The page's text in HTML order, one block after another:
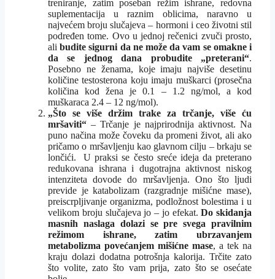
treniranje, zatim poseban režim ishrane, redovna
suplementacija u raznim oblicima, naravno u
najvećem broju slučajeva – hormoni i ceo životni stil
podređen tome. Ovo u jednoj rečenici zvuči prosto,
alibudite sigurni da ne može da vam se omakne i
da se jednog dana probudite „preterani“.
Posebno ne ženama, koje imaju najviše desetinu
količine testosterona koju imaju muškarci (prosečna
količina kod žena je 0.1 – 1.2 ng/mol, a kod
muškaraca 2.4 – 12 ng/mol).
„Što se više držim trake za trčanje, više ću
mršaviti“ – Trčanje je najprirodnija aktivnost. Na
puno načina može čoveku da promeni život, ali ako
pričamo o mršavljenju kao glavnom cilju – brkaju se
lončići. U praksi se često sreće ideja da preterano
redukovana ishrana i dugotrajna aktivnost niskog
intenziteta dovode do mršavljenja. Ono što ljudi
previde je katabolizam (razgradnje mišićne mase),
preiscrpljivanje organizma, podložnost bolestima i u
velikom broju slučajeva jo – jo efekat.Do skidanja
masnih naslaga dolazi se pre svega pravilnim
režimom ishrane, zatim ubrzavanjem
metabolizma povećanjem mišićne mase, a tek na
kraju dolazi dodatna potrošnja kalorija. Trčite zato
što volite, zato što vam prija, zato što se osećate